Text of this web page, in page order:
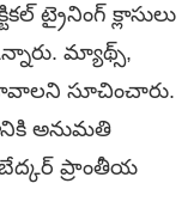
ట్రైనింగ్ క్లాసులు
మ్యాథ్స్,
సూచించారు.
అనుమతి
ప్రాంతీయ